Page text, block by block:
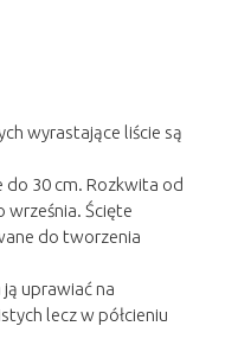
wyrastające liście są
do 30 cm. Rozkwita od
września. Ścięte
do tworzenia
uprawiać na
lecz w półcieniu